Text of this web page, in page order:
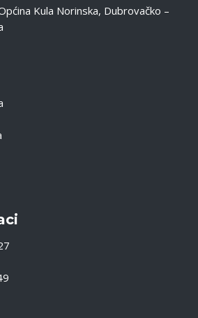
Kula Norinska, Dubrovačko –